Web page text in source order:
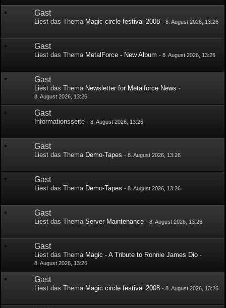
Gast
Liest das Thema Magic circle festival 2008 -8. August 2026, 13:26
Gast
Liest das Thema MetalForce - New Album -8. August 2026, 13:26
Gast
Liest das Thema Newsletter for Metalforce News -
8. August 2026, 13:26
Gast
Informationsseite-8. August 2026, 13:26
Gast
Liest das Thema Demo-Tapes -8. August 2026, 13:26
Gast
Liest das Thema Demo-Tapes -8. August 2026, 13:26
Gast
Liest das ThemaServer Maintenance -8. August 2026, 13:26
Gast
Liest das Thema Magic - A Tribute to Ronnie James Dio -
8. August 2026, 13:26
Gast
Liest das Thema Magic circle festival 2008 -8. August 2026, 13:26